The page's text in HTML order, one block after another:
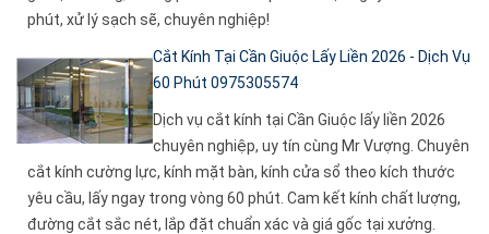
phút, xử lý sạch sẽ, chuyên nghiệp!
Cắt Kính Tại Cần Giuộc Lấy Liền 2026 - Dịch Vụ
60 Phút 0975305574
Dịch vụ cắt kính tại Cần Giuộc lấy liền 2026
chuyên nghiệp, uy tín cùng Mr Vượng. Chuyên
cắt kính cường lực, kính mặt bàn, kính cửa sổ theo kích thước
yêu cầu, lấy ngay trong vòng 60 phút. Cam kết kính chất lượng,
đường cắt sắc nét, lắp đặt chuẩn xác và giá gốc tại xưởng.